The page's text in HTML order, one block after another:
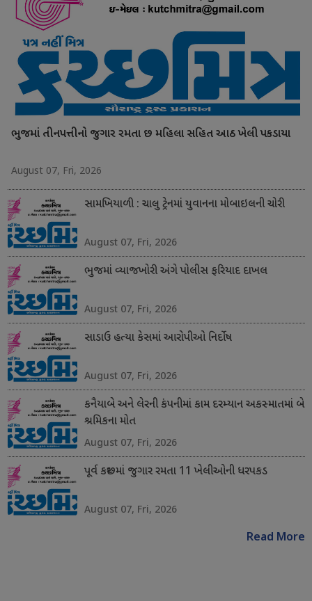
ભુજમાં તીનપત્તીનો જુગાર રમતા છ મહિલા સહિત આઠ ખેલી પકડાયા
August 07, Fri, 2026
સામખિયાળી : ચાલુ ટ્રેનમાં યુવાનના મોબાઇલની ચોરી
August 07, Fri, 2026
ભુજમાં વ્યાજખોરી અંગે પોલીસ ફરિયાદ દાખલ
August 07, Fri, 2026
સાડાઉ હત્યા કેસમાં આરોપીઓ નિર્દોષ
August 07, Fri, 2026
કનૈયાબે અને લેરની કંપનીમાં કામ દરમ્યાન અકસ્માતમાં બે
શ્રમિકના મોત
August 07, Fri, 2026
પૂર્વ કચ્છમાં જુગાર રમતા 11 ખેલીઓની ધરપકડ
August 07, Fri, 2026
Read More